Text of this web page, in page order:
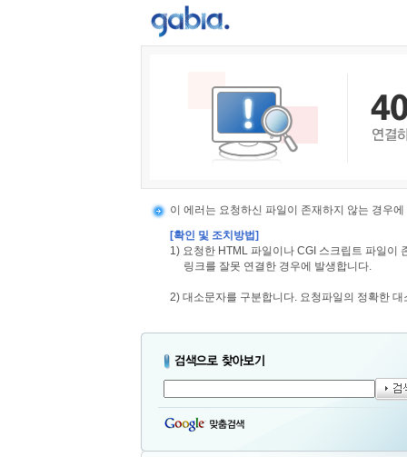
이 에러는 요청하신 파일이 존재하지 않는 경우
[확인 및 조치방법]
1) 요청한 HTML 파일이나 CGI 스크립트 파일이
링크를 잘못 연결한 경우에 발생합니다.
2) 대소문자를 구분합니다. 요청파일의 정확한